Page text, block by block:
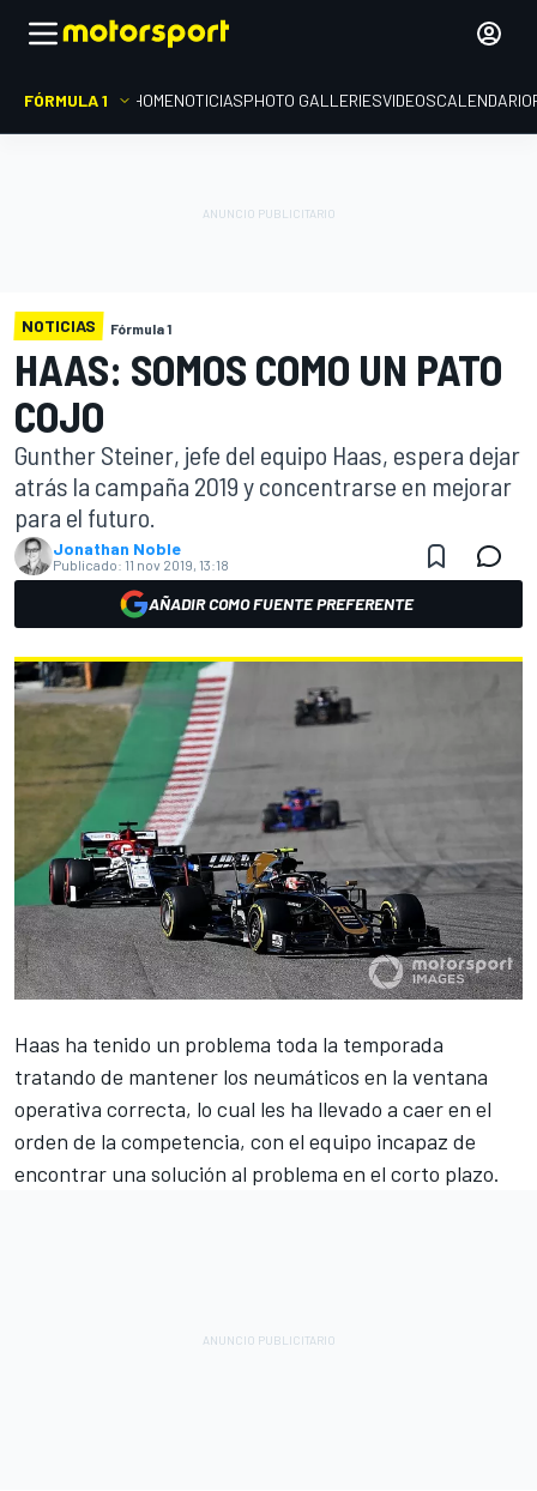
FÓRMULA 1 HOMENOTICIASPHOTO GALLERIESVIDEOSCALENDARIO
NOTICIAS Fórmula 1
HAAS: SOMOS COMO UN PATO
COJO
Gunther Steiner, jefe del equipo Haas, espera dejar
atrás la campaña 2019 y concentrarse en mejorar
para el futuro.
Jonathan Noble
Publicado: 11 nov 2019, 13:18
AÑADIR COMO FUENTE PREFERENTE
Haas ha tenido un problema toda la temporada
tratando de mantener los neumáticos en la ventana
operativa correcta, lo cual les ha llevado a caer en el
orden de la competencia, con el equipo incapaz de
encontrar una solución al problema en el corto plazo.